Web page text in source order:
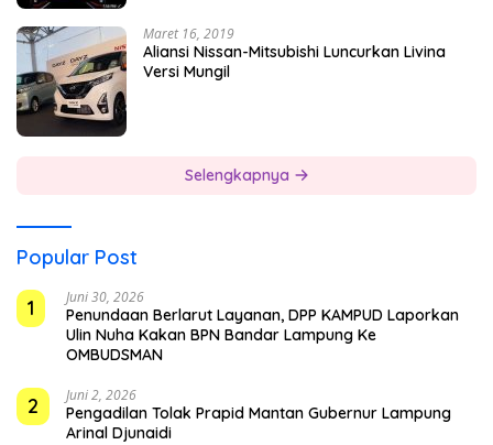
Maret 16, 2019
Aliansi Nissan-Mitsubishi Luncurkan Livina
Versi Mungil
Selengkapnya
Popular Post
1
Juni 30, 2026
Penundaan Berlarut Layanan, DPP KAMPUD Laporkan
Ulin Nuha Kakan BPN Bandar Lampung Ke
OMBUDSMAN
2 Juni 2, 2026
Pengadilan Tolak Prapid Mantan Gubernur Lampung
Arinal Djunaidi